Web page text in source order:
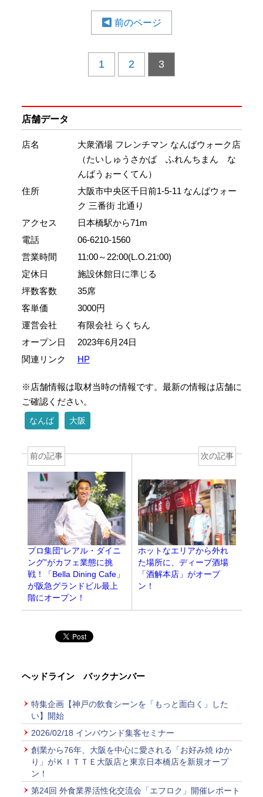
前のページ
1 2 3
店舗データ
店名
大衆酒場 フレンチマン なんばウォーク店
（たいしゅうさかば ふれんちまん な
んばうぉーくてん）
住所
大阪市中央区千日前1-5-11 なんばウォー
ク 三番街 北通り
アクセス
日本橋駅から71m
電話
06-6210-1560
営業時間
11:00～22:00(L.O.21:00)
定休日
施設休館日に準じる
坪数客数
35席
客単価
3000円
運営会社
有限会社 らくちん
オープン日
2023年6月24日
関連リンク
HP
※店舗情報は取材当時の情報です。最新の情報は店舗に
ご確認ください。
なんば 大阪
前の記事
プロ集団“レアル・ダイニ
ング”がカフェ業態に挑
戦！「Bella Dining Cafe」
が阪急グランドビル最上
階にオープン！
次の記事
ホットなエリアから外れ
た場所に、ディープ酒場
「酒解本店」がオープ
ン！
ヘッドライン バックナンバー
特集企画【神戸の飲食シーンを「もっと面白く」した
い】開始
2026/02/18 インバウンド集客セミナー
創業から76年、大阪を中心に愛される「お好み焼 ゆか
り」がＫＩＴＴＥ大阪店と東京日本橋店を新規オープ
ン！
第24回 外食業界活性化交流会「エフロク」開催レポート